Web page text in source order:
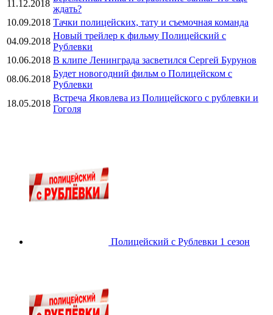
11.12.2018
ждать?
10.09.2018 Тачки полицейских, тату и съемочная команда
04.09.2018
Новый трейлер к фильму Полицейский с
Рублевки
10.06.2018 В клипе Ленинграда засветился Сергей Бурунов
08.06.2018
Будет новогодний фильм о Полицейском с
Рублевки
18.05.2018
Встреча Яковлева из Полицейского с рублевки и
Гоголя
Полицейский с Рублевки 1 сезон